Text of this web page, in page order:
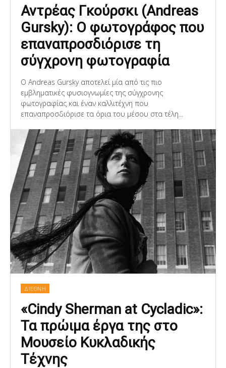
Αντρέας Γκούρσκι (Andreas
Gursky): Ο φωτογράφος που
επαναπροσδιόρισε τη
σύγχρονη φωτογραφία
Ο Andreas Gursky αποτελεί μία από τις πιο
εμβληματικές φυσιογνωμίες της σύγχρονης
φωτογραφίας και έναν καλλιτέχνη που
επαναπροσδιόρισε τα όρια του μέσου στα τέλη...
ΔΙΕΘΝΗ
«Cindy Sherman at Cycladic»:
Τα πρώιμα έργα της στο
Μουσείο Κυκλαδικής
Τέχνης